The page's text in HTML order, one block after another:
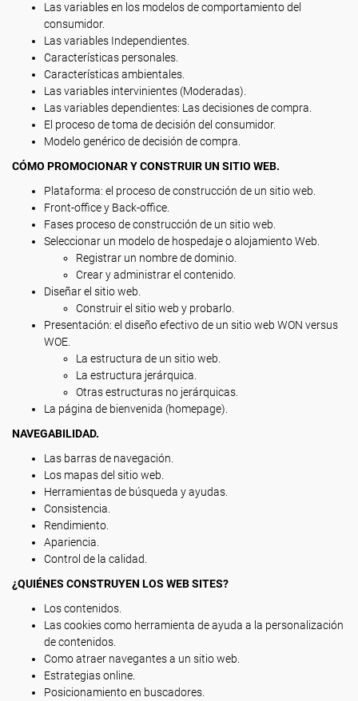
Las variables en los modelos de comportamiento del
consumidor.
Las variables Independientes.
Características personales.
Características ambientales.
Las variables intervinientes (Moderadas).
Las variables dependientes: Las decisiones de compra.
El proceso de toma de decisión del consumidor.
Modelo genérico de decisión de compra.
CÓMO PROMOCIONAR Y CONSTRUIR UN SITIO WEB.
Plataforma: el proceso de construcción de un sitio web.
Front-office y Back-office.
Fases proceso de construcción de un sitio web.
Seleccionar un modelo de hospedaje o alojamiento Web.
Registrar un nombre de dominio.
Crear y administrar el contenido.
Diseñar el sitio web.
Construir el sitio web y probarlo.
Presentación: el diseño efectivo de un sitio web WON versus
WOE.
La estructura de un sitio web.
La estructura jerárquica.
Otras estructuras no jerárquicas.
La página de bienvenida (homepage).
NAVEGABILIDAD.
Las barras de navegación.
Los mapas del sitio web.
Herramientas de búsqueda y ayudas.
Consistencia.
Rendimiento.
Apariencia.
Control de la calidad.
¿QUIÉNES CONSTRUYEN LOS WEB SITES?
Los contenidos.
Las cookies como herramienta de ayuda a la personalización
de contenidos.
Como atraer navegantes a un sitio web.
Estrategias online.
Posicionamiento en buscadores.